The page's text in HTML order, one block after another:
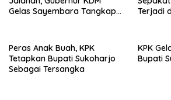
Gelas Sayembara Tangkap
Terjadi
Peras Anak Buah, KPK
Tetapkan Bupati Sukoharjo
Sebagai Tersangka
KPK
Bupati